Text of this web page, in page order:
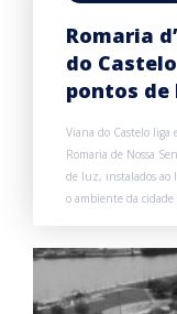
Romaria
do
pontos de
Viana do Castelo liga
Romaria de Nossa
de luz, instalados ao
o ambiente da cidade